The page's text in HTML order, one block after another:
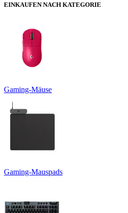
EINKAUFEN NACH KATEGORIE
Gaming-Mäuse
Gaming-Mauspads